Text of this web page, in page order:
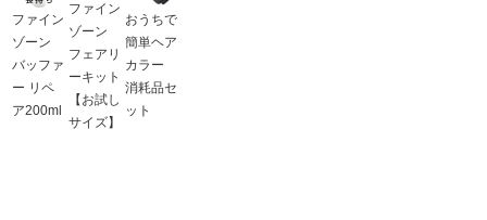
ファイン
ゾーン
バッファ
ー リペ
ア200ml
ファイン
ゾーン
フェアリ
ーキット
【お試し
サイズ】
おうちで
簡単ヘア
カラー
消耗品セ
ット